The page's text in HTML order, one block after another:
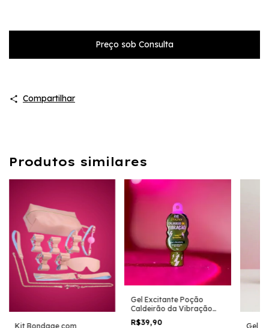
Compartilhar
Produtos similares
Kit Bondage com
Gel Excitante Poção
Caldeirão da Vibração
VIBRADOR EM GEL
R$39,90
Gel